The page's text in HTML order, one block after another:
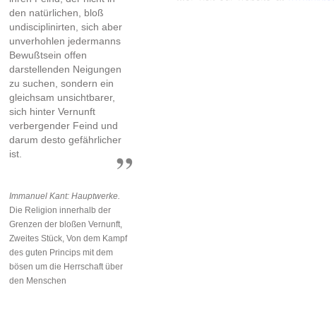
den natürlichen, bloß
undisciplinirten, sich aber
unverhohlen jedermanns
Bewußtsein offen
darstellenden Neigungen
zu suchen, sondern ein
gleichsam unsichtbarer,
sich hinter Vernunft
verbergender Feind und
darum desto gefährlicher
ist.
Immanuel Kant: Hauptwerke.
Die Religion innerhalb der
Grenzen der bloßen Vernunft,
Zweites Stück, Von dem Kampf
des guten Princips mit dem
bösen um die Herrschaft über
den Menschen